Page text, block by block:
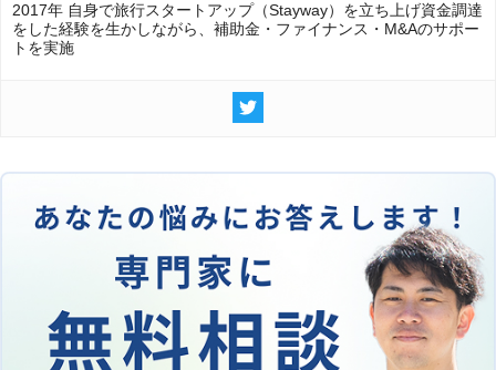
2017年 自身で旅行スタートアップ（Stayway）を立ち上げ資金調達
をした経験を生かしながら、補助金・ファイナンス・M&Aのサポー
トを実施